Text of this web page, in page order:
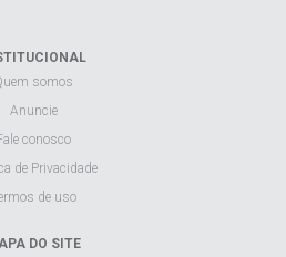
somos
Anuncie
conosco
de Privacidade
de uso
DO SITE